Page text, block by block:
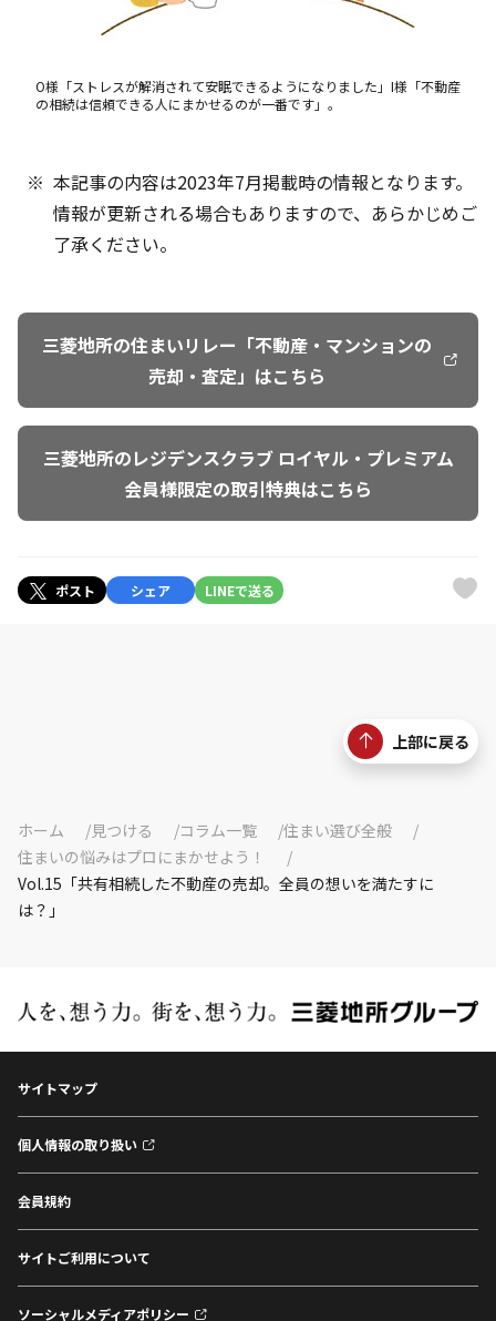
O様「ストレスが解消されて安眠できるようになりました」I様「不動産
の相続は信頼できる人にまかせるのが一番です」。
本記事の内容は2023年7月掲載時の情報となります。
情報が更新される場合もありますので、あらかじめご
了承ください。
三菱地所の住まいリレー「不動産・マンションの
売却・査定」はこちら
三菱地所のレジデンスクラブ ロイヤル・プレミアム
会員様限定の取引特典はこちら
ポスト シェア LINEで送る
上部に戻る
ホーム 見つける コラム一覧
住まい選び全般
住まいの悩みはプロにまかせよう！
Vol.15「共有相続した不動産の売却。全員の想いを満たすに
は？」
サイトマップ
個人情報の取り扱い
会員規約
サイトご利用について
ソーシャルメディアポリシー